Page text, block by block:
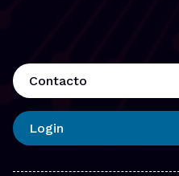
Contacto
Login